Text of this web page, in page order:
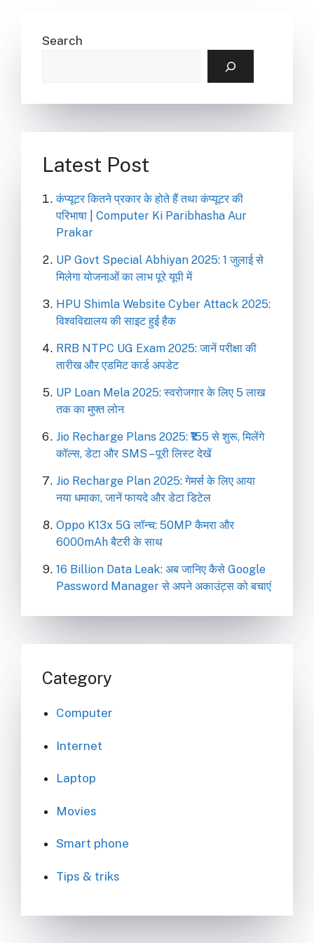
Search
Latest Post
कंप्यूटर कितने प्रकार के होते हैं तथा कंप्यूटर की
परिभाषा | Computer Ki Paribhasha Aur
Prakar
UP Govt Special Abhiyan 2025: 1 जुलाई से
मिलेगा योजनाओं का लाभ पूरे यूपी में
HPU Shimla Website Cyber Attack 2025:
विश्वविद्यालय की साइट हुई हैक
RRB NTPC UG Exam 2025: जानें परीक्षा की
तारीख और एडमिट कार्ड अपडेट
UP Loan Mela 2025: स्वरोजगार के लिए 5 लाख
तक का मुफ्त लोन
Jio Recharge Plans 2025: ₹155 से शुरू, मिलेंगे
कॉल्स, डेटा और SMS – पूरी लिस्ट देखें
Jio Recharge Plan 2025: गेमर्स के लिए आया
नया धमाका, जानें फायदे और डेटा डिटेल
Oppo K13x 5G लॉन्च: 50MP कैमरा और
6000mAh बैटरी के साथ
16 Billion Data Leak: अब जानिए कैसे Google
Password Manager से अपने अकाउंट्स को बचाएं
Category
Computer
Internet
Laptop
Movies
Smart phone
Tips & triks